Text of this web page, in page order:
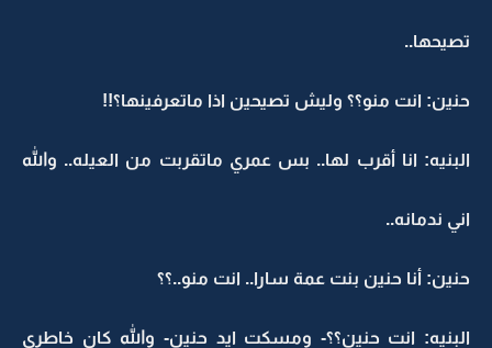
تصيحها..
حنين: انت منو؟؟ وليش تصيحين اذا ماتعرفينها؟!!
البنيه: انا أقرب لها.. بس عمري ماتقربت من العيله.. والله
اني ندمانه..
حنين: أنا حنين بنت عمة سارا.. انت منو..؟؟
البنيه: انت حنين؟؟- ومسكت ايد حنين- والله كان خاطري